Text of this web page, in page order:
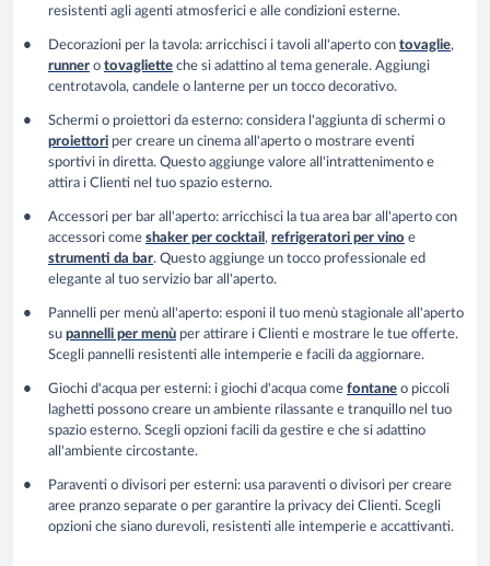
resistenti agli agenti atmosferici e alle condizioni esterne.
Decorazioni per la tavola: arricchisci i tavoli all'aperto con tovaglie,
runner o tovagliette che si adattino al tema generale. Aggiungi
centrotavola, candele o lanterne per un tocco decorativo.
Schermi o proiettori da esterno: considera l'aggiunta di schermi o
proiettori per creare un cinema all'aperto o mostrare eventi
sportivi in diretta. Questo aggiunge valore all'intrattenimento e
attira i Clienti nel tuo spazio esterno.
Accessori per bar all'aperto: arricchisci la tua area bar all'aperto con
accessori come shaker per cocktail , refrigeratori per vino e
strumenti da bar. Questo aggiunge un tocco professionale ed
elegante al tuo servizio bar all'aperto.
Pannelli per menù all'aperto: esponi il tuo menù stagionale all'aperto
su pannelli per menù per attirare i Clienti e mostrare le tue offerte.
Scegli pannelli resistenti alle intemperie e facili da aggiornare.
Giochi d'acqua per esterni: i giochi d'acqua come fontane o piccoli
laghetti possono creare un ambiente rilassante e tranquillo nel tuo
spazio esterno. Scegli opzioni facili da gestire e che si adattino
all'ambiente circostante.
Paraventi o divisori per esterni: usa paraventi o divisori per creare
aree pranzo separate o per garantire la privacy dei Clienti. Scegli
opzioni che siano durevoli, resistenti alle intemperie e accattivanti.